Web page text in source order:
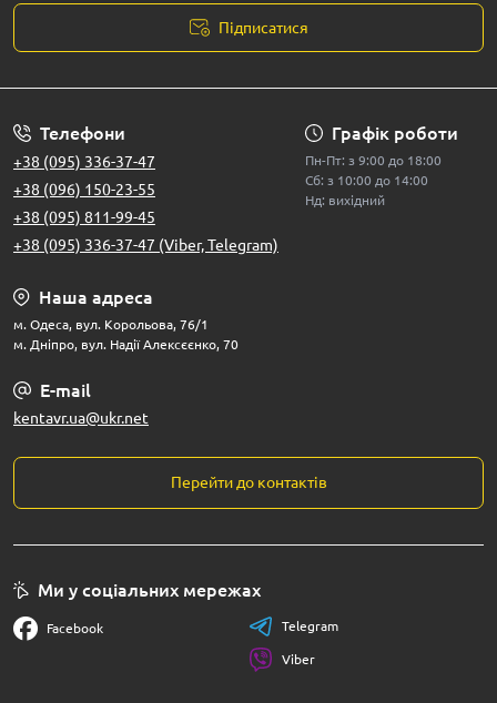
Підписатися
Телефони
+38 (095) 336-37-47
+38 (096) 150-23-55
+38 (095) 811-99-45
+38 (095) 336-37-47 (Viber, Telegram)
Графік роботи
Пн-Пт: з 9:00 до 18:00
Сб: з 10:00 до 14:00
Нд: вихідний
Наша адреса
м. Одеса, вул. Корольова, 76/1
м. Дніпро, вул. Надії Алексєєнко, 70
E-mail
kentavr.ua@ukr.net
Перейти до контактів
Ми у соціальних мережах
Facebook Telegram
Viber